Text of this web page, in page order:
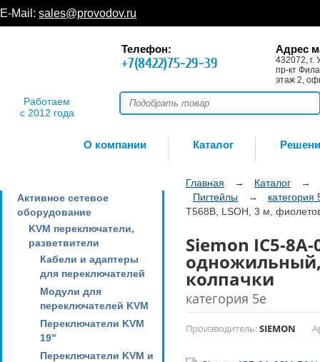
E-Mail: sales@provodov.ru
Работаем
с 2012 года
Телефон:
+7(8422)75-29-39
Адрес
432072, г.
пр-кт
этаж 2,
О компании Каталог
Активное сетевое
оборудование
KVM переключатели,
разветвители
Кабели и адаптеры
для переключателей
Модули для
переключателей KVM
Переключатели KVM
19"
Переключатели KVM и
Главная → Каталог
→
Пигтейлы
→
категория
T568B, LSOH, 3 м,
Siemon IC5-
одножильный,
колпачки
категория 5e
Производитель:SIEMON